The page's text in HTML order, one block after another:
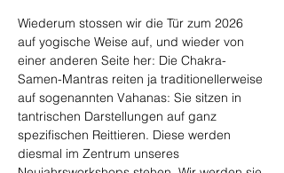
Wiederum stossen wir die Tür zum 2026
auf yogische Weise auf, und wieder von
einer anderen Seite her: Die Chakra-
Samen-Mantras reiten ja traditionellerweise
auf sogenannten Vahanas: Sie sitzen in
tantrischen Darstellungen auf ganz
spezifischen Reittieren. Diese werden
diesmal im Zentrum unseres